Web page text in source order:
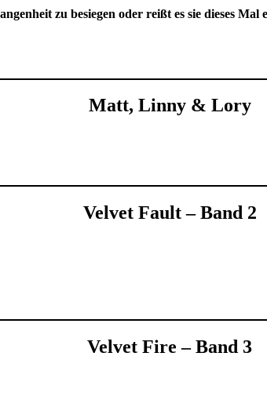
zu besiegen oder reißt es sie dieses Mal
Matt, Linny & Lory
Velvet Fault – Band 2
Velvet Fire – Band 3